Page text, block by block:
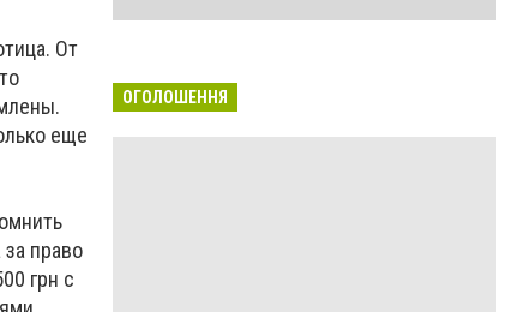
От
еще
право
грн с
ОГОЛОШЕННЯ